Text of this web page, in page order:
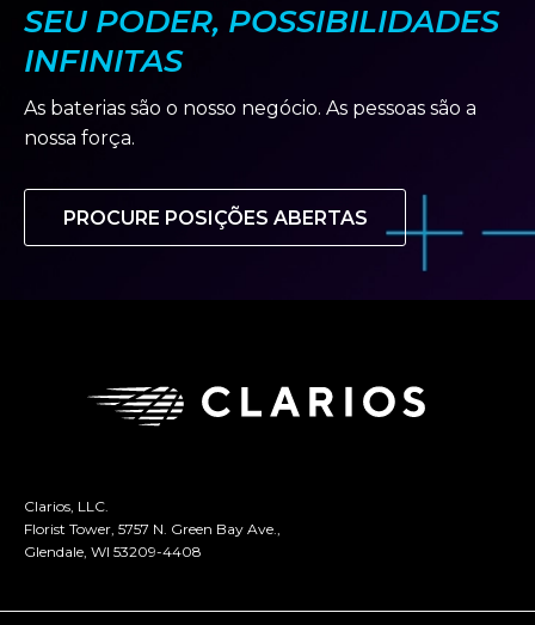
SEU PODER, POSSIBILIDADES
INFINITAS
As baterias são o nosso negócio. As pessoas são a
nossa força.
PROCURE POSIÇÕES ABERTAS
Clarios, LLC.
Florist Tower, 5757 N. Green Bay Ave.,
Glendale, WI 53209-4408